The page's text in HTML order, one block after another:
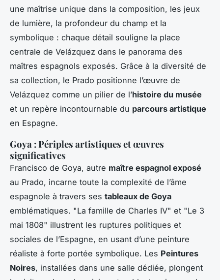
une maîtrise unique dans la composition, les jeux
de lumière, la profondeur du champ et la
symbolique : chaque détail souligne la place
centrale de Velázquez dans le panorama des
maîtres espagnols exposés. Grâce à la diversité de
sa collection, le Prado positionne l’œuvre de
Velázquez comme un pilier de l’histoire du musée
et un repère incontournable du parcours artistique
en Espagne.
Goya : Périples artistiques et œuvres
significatives
Francisco de Goya, autre maître espagnol exposé
au Prado, incarne toute la complexité de l’âme
espagnole à travers ses tableaux de Goya
emblématiques. "La famille de Charles IV" et "Le 3
mai 1808" illustrent les ruptures politiques et
sociales de l’Espagne, en usant d’une peinture
réaliste à forte portée symbolique. Les Peintures
Noires, installées dans une salle dédiée, plongent